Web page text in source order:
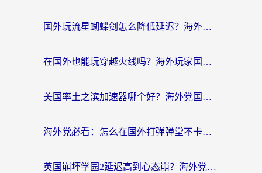
国外玩流星蝴蝶剑怎么降低延迟？海外党必看的加速秘籍（含欧洲鸣潮&彩虹岛优化攻略）
在国外也能玩穿越火线吗？海外玩家国服游戏畅玩终极指南
美国率土之滨加速器哪个好？海外党国服游戏畅玩终极指南（附多游戏解决方案）
海外党必看：怎么在国外打弹弹堂不卡？番茄加速器亲测指南
英国崩坏学园2延迟高到心态崩？海外党国服游戏加速终极指南